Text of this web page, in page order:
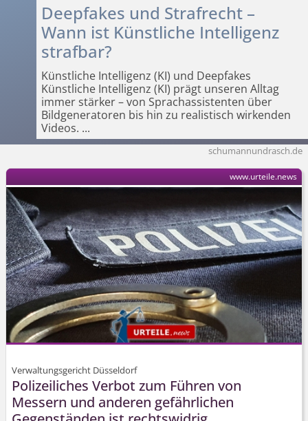
Deepfakes und Strafrecht –
Wann ist Künstliche Intelligenz
strafbar?
Künstliche Intelligenz (KI) und Deepfakes
Künstliche Intelligenz (KI) prägt unseren Alltag
immer stärker – von Sprachassistenten über
Bildgeneratoren bis hin zu realistisch wirkenden
Videos. ...
schumannundrasch.de
Verwaltungsgericht Düsseldorf
Polizeiliches Verbot zum Führen von
Messern und anderen gefährlichen
www.urteile.news